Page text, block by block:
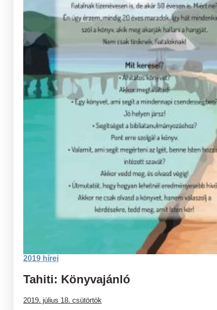
2019 hírei
Tahiti: Könyvajánló
2019. július 18. csütörtök